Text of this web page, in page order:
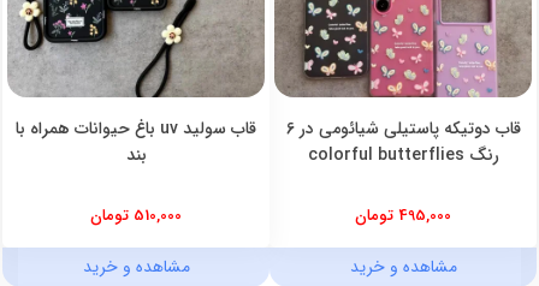
قاب دوتیکه پاستیلی شیائومی در 6
رنگ colorful butterflies
495,000 تومان
مشاهده و خرید
قاب سولید uv باغ حیوانات همراه با
بند
510,000 تومان
مشاهده و خرید